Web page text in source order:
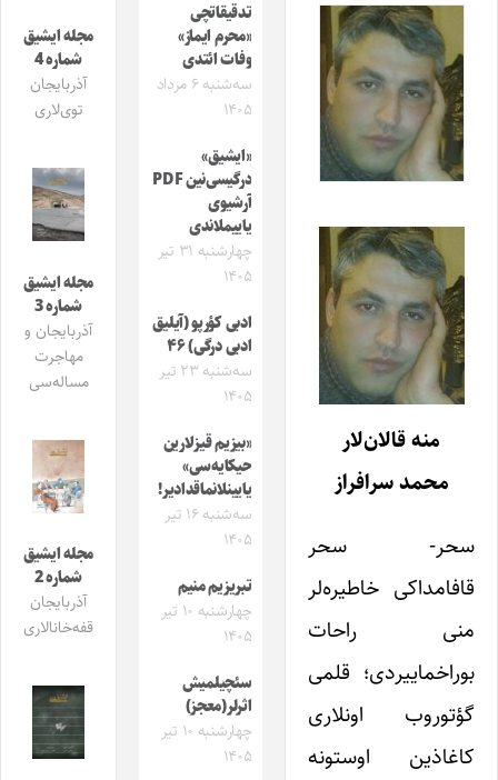
منه قالان‌لار
محمد سرافراز
سحر- سحر
قافامداکی خاطیره‌لر
منی راحات
بوراخماییردی؛ قلمی
گؤتوروب اونلاری
کاغاذین اوستونه
تدقیقاتچی
«محرم ایماز»
وفات ائتدی
سه‌شنبه ۶ مرداد
۱۴۰۵
«ایشیق»
درگیسی‌نین PDF
آرشیوی
یاییملاندی
چهارشنبه ۳۱ تیر
۱۴۰۵
ادبی کؤرپو (آیلیق
ادبی درگی) ۴۶
سه‌شنبه ۲۳ تیر
۱۴۰۵
«بیزیم قیزلارین
حیکایه‌سی»
یایینلانماقدادیر!
سه‌شنبه ۱۶ تیر
۱۴۰۵
تبریزیم منیم
چهارشنبه ۱۰ تیر
۱۴۰۵
سئچیلمیش
اثرلر(معجز)
چهارشنبه ۱۰ تیر
۱۴۰۵
مجله ایشیق
شماره 4
آذربایجان
توی‌لاری
مجله ایشیق
شماره 3
آذربایجان و
مهاجرت
مساله‌سی
مجله ایشیق
شماره 2
آذربایجان
قفه‌خانالاری